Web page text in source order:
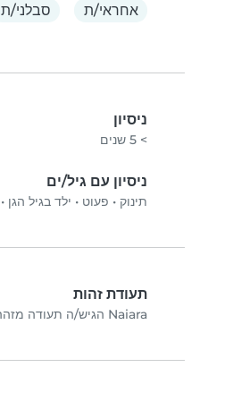
אחראי/ת
סבלני/ת
ניסיון
> 5 שנים
ניסיון עם גיל/ים
תינוק • פעוט • ילד בגיל הגן •
תעודת זהות
Naiara הגיש/ה תעודה מזהה ממשלתית והשלימ/ה בדיקות אימות תמונה.